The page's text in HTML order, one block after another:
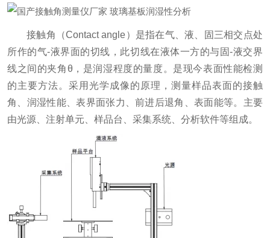
接触角（Contact angle）是指在气、液、固三相交点处
所作的气-液界面的切线，此切线在液体一方的与固-液交界
线之间的夹角θ，是润湿程度的量度。是现今表面性能检测
的主要方法。采用光学成像的原理，测量样品表面的接触
角、润湿性能、表界面张力、前进后退角、表面能等。主要
由光源、注射单元、样品台、采集系统、分析软件等组成。